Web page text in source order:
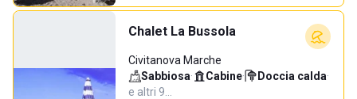
Chalet La Bussola
Civitanova Marche
Sabbiosa· Cabine· Doccia calda·
e altri 9…